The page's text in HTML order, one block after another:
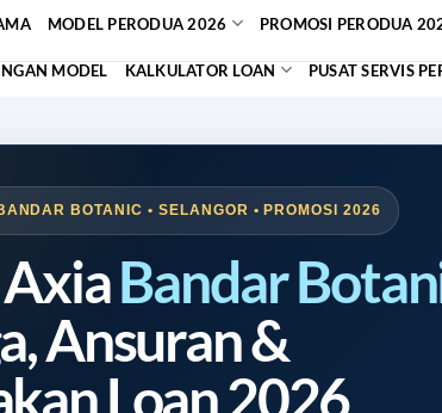
MODEL PERODUA 2026 PROMOSI PERODUA
MODEL KALKULATOR LOAN PUSAT SERVIS
BOTANIC • SELANGOR • PROMOSI 2026
Bandar
Ansuran &
Loan 2026